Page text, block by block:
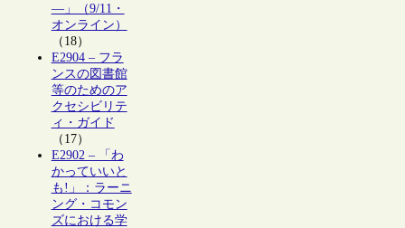
―」（9/11・
オンライン）
（18）
E2904 – フラ
ンスの図書館
等のためのア
クセシビリテ
ィ・ガイド
（17）
E2902 – 「わ
かっていいと
も!」：ラーニ
ング・コモン
ズにおける学